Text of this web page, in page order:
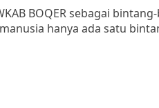
BOQER sebagai
hanya ada satu